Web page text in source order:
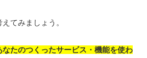
てみましょう。
たのつくったサービス・機能を使わ